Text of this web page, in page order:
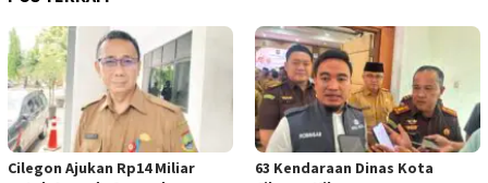
Cilegon Ajukan Rp14 Miliar
63 Kendaraan Dinas Kota